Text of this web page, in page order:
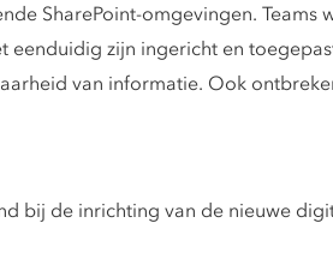
SharePoint-omgevingen. Teams
eenduidig zijn ingericht en
van informatie. Ook
bij de inrichting van de nieuwe